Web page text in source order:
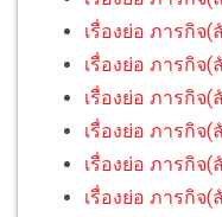
เรื่องย่อ ภารกิจ
เรื่องย่อ ภารกิจ
เรื่องย่อ ภารกิจ
เรื่องย่อ ภารกิจ
เรื่องย่อ ภารกิจ
เรื่องย่อ ภารกิจ